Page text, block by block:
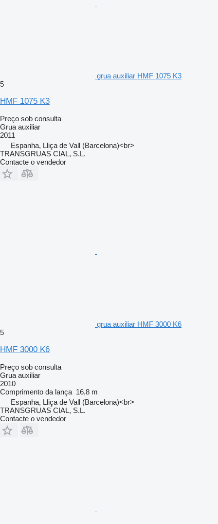
grua auxiliar HMF 1075 K3
5
HMF 1075 K3
Preço sob consulta
Grua auxiliar
2011
Espanha, Lliça de Vall (Barcelona)<br>
TRANSGRUAS CIAL, S.L.
Contacte o vendedor
grua auxiliar HMF 3000 K6
5
HMF 3000 K6
Preço sob consulta
Grua auxiliar
2010
Comprimento da lança 16,8 m
Espanha, Lliça de Vall (Barcelona)<br>
TRANSGRUAS CIAL, S.L.
Contacte o vendedor